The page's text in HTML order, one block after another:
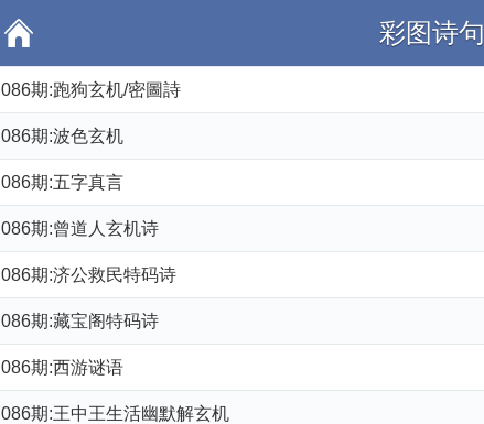
彩图诗句
086期:跑狗玄机/密圖詩
086期:波色玄机
086期:五字真言
086期:曾道人玄机诗
086期:济公救民特码诗
086期:藏宝阁特码诗
086期:西游谜语
086期:王中王生活幽默解玄机